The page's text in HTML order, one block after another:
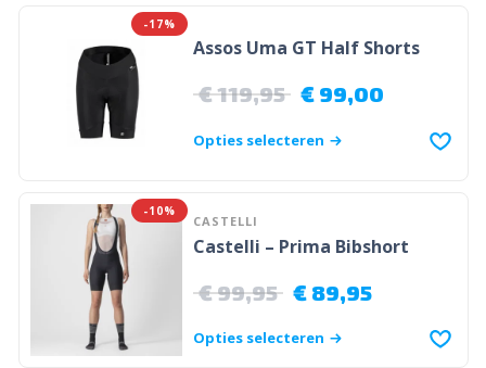
-17%
Assos Uma GT Half Shorts
€119,95 €99,00
Opties selecteren
-10%
CASTELLI
Castelli – Prima Bibshort
€99,95 €89,95
Opties selecteren